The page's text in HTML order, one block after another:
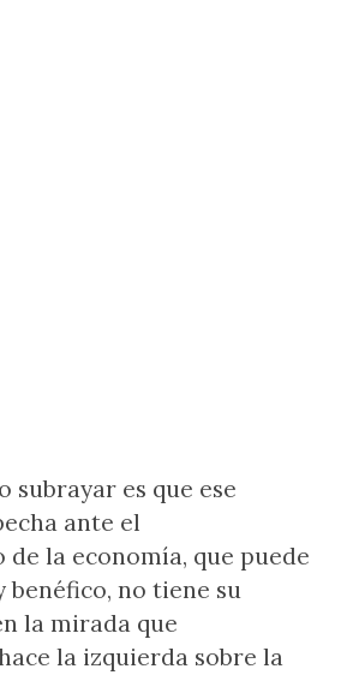
subrayar es que ese
ante el
la economía, que puede
benéfico, no tiene su
la mirada que
la izquierda sobre la